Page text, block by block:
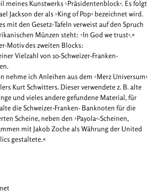
meines Kunstwerks ›Präsidentenblock‹. Es folgt
Jackson der als ›King of Pop‹ bezeichnet wird.
mit den Gesetz-Tafeln verweist auf den Spruch
Münzen steht: ›In God we trust‹.«
Motiv des zweiten Blocks:
Vielzahl von 10-Schweizer-Franken-
nehme ich Anleihen aus dem ›Merz Universum‹
Kurt Schwitters. Dieser verwendete z. B. alte
und vieles andere gefundene Material, für
die Schweizer-Franken- Banknoten für die
Scheine, neben den ›Payola‹-Scheinen,
mit Jakob Zoche als Währung der United
gestaltete.«